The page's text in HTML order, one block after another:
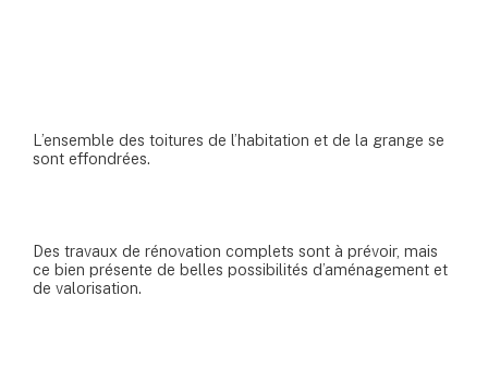
L’ensemble des toitures de l’habitation et de la grange se
sont effondrées.
Des travaux de rénovation complets sont à prévoir, mais
ce bien présente de belles possibilités d’aménagement et
de valorisation.